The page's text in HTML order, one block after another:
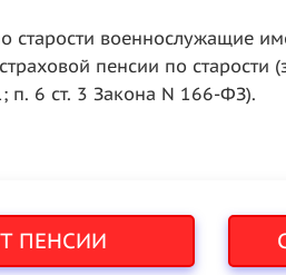
старости военнослужащие
пенсии по
п. 6 ст. 3 Закона N 166-ФЗ).
ПЕНСИИ